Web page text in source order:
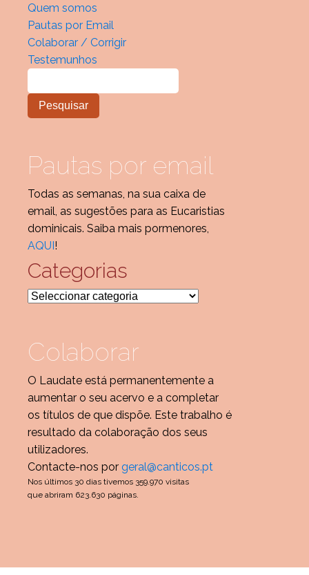
Quem somos
Pautas por Email
Colaborar / Corrigir
Testemunhos
Pautas por email
Todas as semanas, na sua caixa de
email, as sugestões para as Eucaristias
dominicais. Saiba mais pormenores,
AQUI!
Categorias
Categorias
Colaborar
O Laudate está permanentemente a
aumentar o seu acervo e a completar
os títulos de que dispõe. Este trabalho é
resultado da colaboração dos seus
utilizadores.
Contacte-nos por geral@canticos.pt
Nos últimos 30 dias tivemos 359.970 visitas
que abriram 623.630 páginas.